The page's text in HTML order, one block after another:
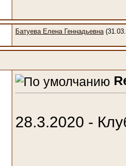
Батуева Елена Геннадьевна
28.3.2020 -